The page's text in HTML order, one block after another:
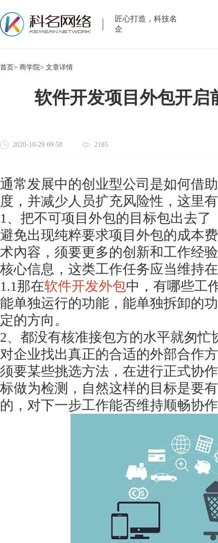
匠心打造，科技名
企
首页> 商学院> 文章详情
软件开发项目外包开启
2020-10-29 09:58 2185
通常发展中的创业型公司是如何借
度，并减少人员扩充风险性，这里有
1、把不可项目外包的目标包出去了
避免出现纯粹要求项目外包的成本
术內容，须要更多的创新和工作经
核心信息，这类工作任务应当维持
1.1那在软件开发外包中，有哪些工
能单独运行的功能，能单独拆卸的
定的方向。
2、都没有核准接包方的水平就匆忙
对企业找出真正的合适的外部合作
须要某些挑选方法，在进行正式协
标做为检测，自然这样的目标是要
的，对下一步工作能否维持顺畅协
1万个想法不如1次的方案落地